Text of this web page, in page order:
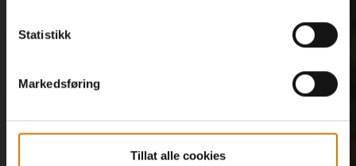
Statistikk
Markedsføring
Tillat alle cookies